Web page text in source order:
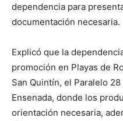
dependencia para
documentación necesaria.
Explicó que la
promoción en Playas de
San Quintín, el Paralelo
Ensenada, donde los
orientación necesaria,